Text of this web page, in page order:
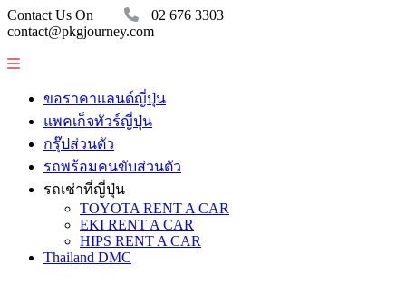
Contact Us On
02 676 3303
contact@pkgjourney.com
ขอราคาแลนด์ญี่ปุ่น
แพคเก็จทัวร์ญี่ปุ่น
กรุ๊ปส่วนตัว
รถพร้อมคนขับส่วนตัว
รถเช่าที่ญี่ปุ่น
TOYOTA RENT A CAR
EKI RENT A CAR
HIPS RENT A CAR
Thailand DMC